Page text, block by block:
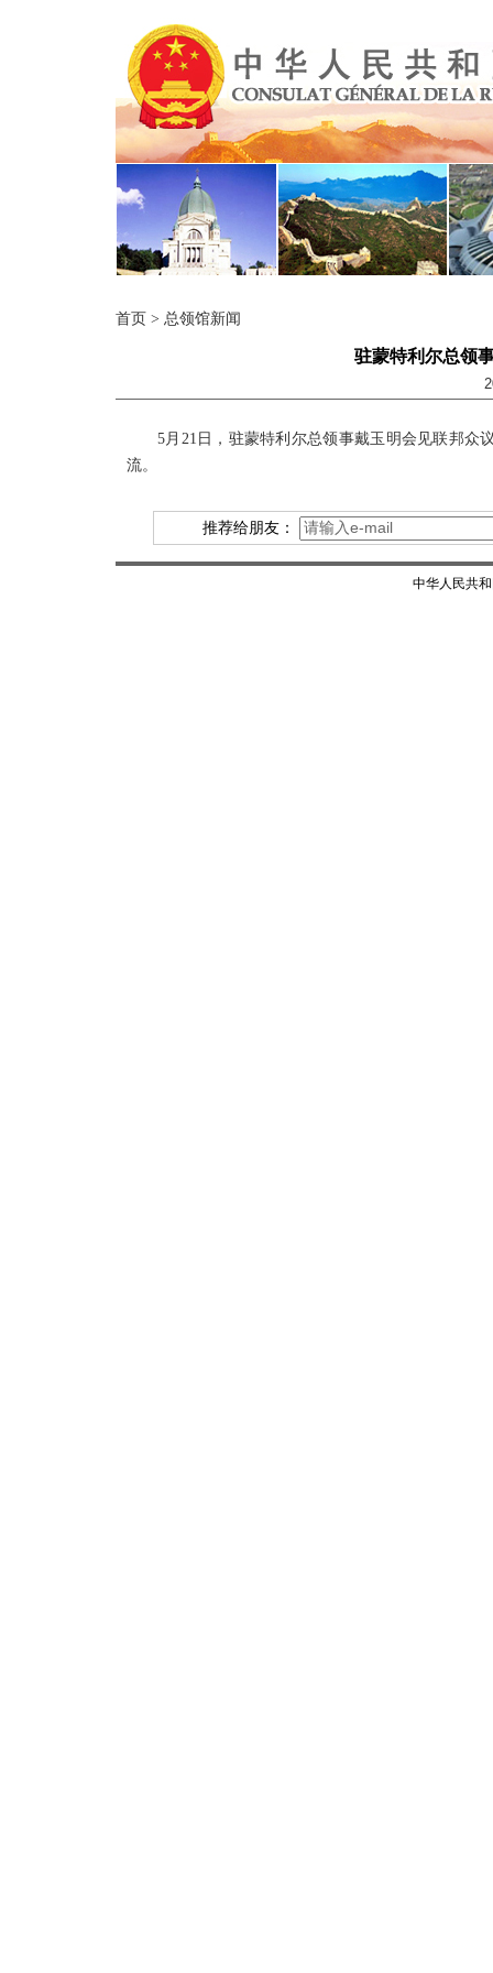
首页 > 总领馆新闻
驻蒙特利尔总领
5月21日，驻蒙特利尔总领事戴玉明会见联邦众
流。
推荐给朋友：
中华人民共